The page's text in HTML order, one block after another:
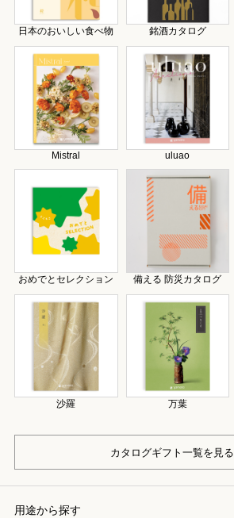
日本のおいしい食べ物 銘酒カタログ
Mistral uluao
おめでとセレクション 備える 防災カタログ
沙羅 万葉
カタログギフト一覧を見る
用途から探す